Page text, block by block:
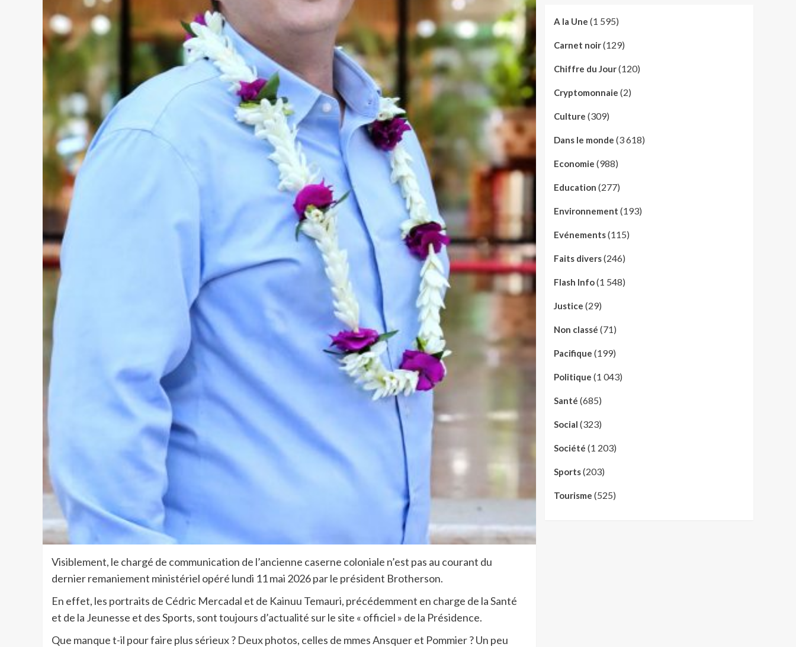
Visiblement, le chargé de communication de l’ancienne caserne coloniale n’est pas au courant du
dernier remaniement ministériel opéré lundi 11 mai 2026 par le président Brotherson.
En effet, les portraits de Cédric Mercadal et de Kainuu Temauri, précédemment en charge de la Santé
et de la Jeunesse et des Sports, sont toujours d’actualité sur le site « officiel » de la Présidence.
Que manque t-il pour faire plus sérieux ? Deux photos, celles de mmes Ansquer et Pommier ? Un peu
A la Une (1 595)
Carnet noir(129)
Chiffre du Jour(120)
Cryptomonnaie (2)
Culture (309)
Dans le monde (3 618)
Economie (988)
Education (277)
Environnement (193)
Evénements(115)
Faits divers(246)
Flash Info(1 548)
Justice (29)
Non classé (71)
Pacifique (199)
Politique (1 043)
Santé (685)
Social (323)
Société (1 203)
Sports(203)
Tourisme (525)